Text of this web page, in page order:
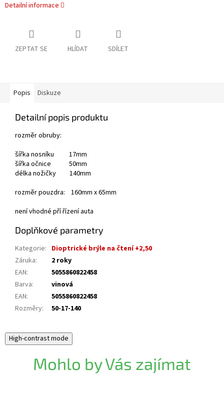
Detailní informace
ZEPTAT SE HLÍDAT SDÍLET
Popis Diskuze
Detailní popis produktu
rozměr obruby:
šířka nosníku 17mm
šířka očnice 50mm
délka nožičky 140mm
rozměr pouzdra: 160mm x 65mm
není vhodné pří řízení auta
Doplňkové parametry
Kategorie: Dioptrické brýle na čtení +2,50
Záruka:
2 roky
EAN:
5055860822458
Barva:
vinová
EAN:
5055860822458
Rozměry: 50-17-140
High-contrast mode
Mohlo by Vás zajímat